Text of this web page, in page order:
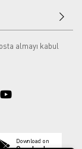
almayı kabul
Download on